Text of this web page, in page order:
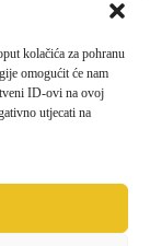
kolačića za pohranu
omogućit će nam
ID-ovi na ovoj
utjecati na
se
Sv.
u